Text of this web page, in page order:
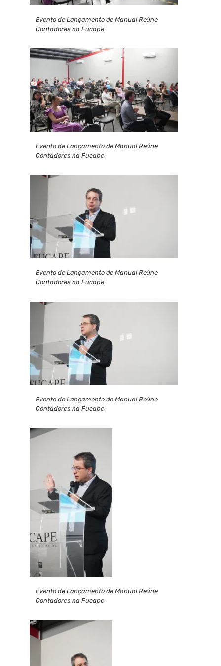
Evento de Lançamento de Manual Reúne
Contadores na Fucape
Evento de Lançamento de Manual Reúne
Contadores na Fucape
Evento de Lançamento de Manual Reúne
Contadores na Fucape
Evento de Lançamento de Manual Reúne
Contadores na Fucape
Evento de Lançamento de Manual Reúne
Contadores na Fucape